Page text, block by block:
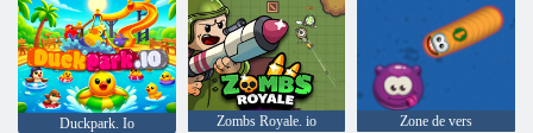
Duckpark. Io Zombs Royale. io Zone de vers